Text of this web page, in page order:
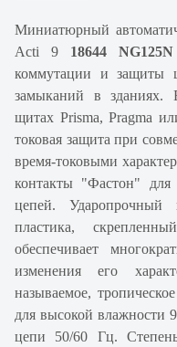
Миниатюрный автоматический 3 полюсный выключатель
Acti 9 18644 NG125N
коммутации и защиты
замыканий в зданиях.
щитах Prisma, Pragma
токовая защита при
время-токовыми
контакты "Фастон" для
цепей. Ударопрочный
пластика,
обеспечивает многократное срабатывание
изменения его
называемое,
для высокой влажности
цепи 50/60 Гц.